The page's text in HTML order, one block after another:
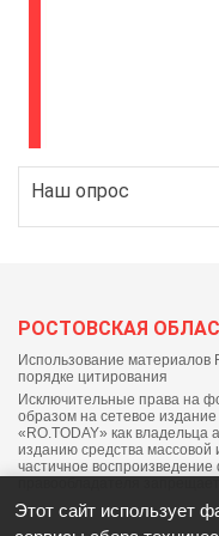
Наш опрос
РОСТОВСКАЯ
Использование материалов
порядке цитирования
Исключительные права на
образом на сетевое
«RO.TODAY» как владельца
изданию средства
частичное
Этот сайт использует